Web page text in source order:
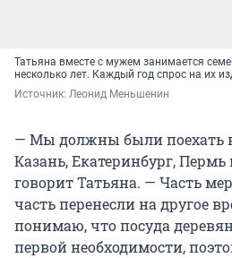
Татьяна вместе с мужем занимается
несколько лет. Каждый год спрос на их
Источник: Леонид Меньшенин
— Мы должны были поехать
Казань, Екатеринбург,
говорит Татьяна. — Часть
часть перенесли на другое
понимаю, что посуда
первой необходимости,